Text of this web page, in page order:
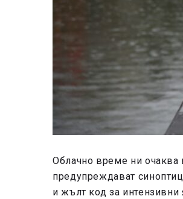
Облачно време ни очаква
предупреждават
и жълт код за интензивни